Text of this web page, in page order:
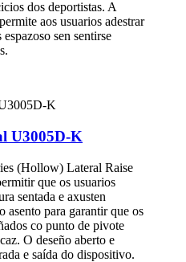
dos deportistas. A
aos usuarios adestrar
sen sentirse
U3005D-K
(Hollow) Lateral Raise
que os usuarios
sentada e axusten
asento para garantir que os
co punto de pivote
O deseño aberto e
e saída do dispositivo.